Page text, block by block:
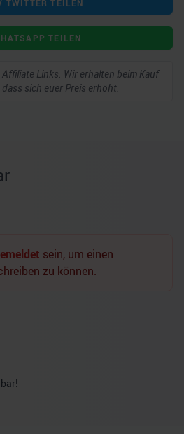
TWITTER TEILEN
TEILEN
Links. Wir erhalten beim Kauf
sich euer Preis erhöht.
sein, um einen
zu können.